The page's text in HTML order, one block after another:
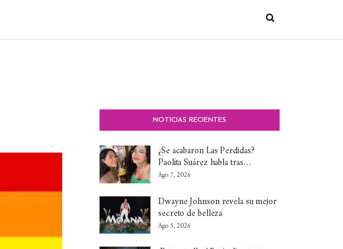
NOTICIAS RECIENTES
¿Se acabaron Las Perdidas?
Paolita Suárez habla tras…
Ago 7, 2026
Dwayne Johnson revela su mejor
secreto de belleza
Ago 5, 2026